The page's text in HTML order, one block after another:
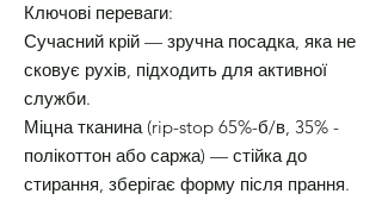
Ключові переваги:
Сучасний крій — зручна посадка, яка не
сковує рухів, підходить для активної
служби.
Міцна тканина (rip-stop 65%-б/в, 35% -
полікоттон або саржа) — стійка до
стирання, зберігає форму після прання.